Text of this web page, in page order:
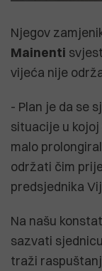
Njegov
Mainenti
vijeća nije
- Plan je da se
situacije u
malo
održati čim
predsjednika
Na našu
sazvati
traži